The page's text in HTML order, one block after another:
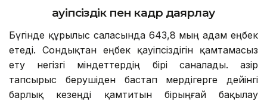
Қауіпсіздік пен кадр даярлау
Бүгінде құрылыс саласында 643,8 мың адам еңбек
етеді. Сондықтан еңбек қауіпсіздігін қамтамасыз
ету негізгі міндеттердің бірі саналады. Қазір
тапсырыс берушіден бастап мердігерге дейінгі
барлық кезеңді қамтитын бірыңғай бақылау